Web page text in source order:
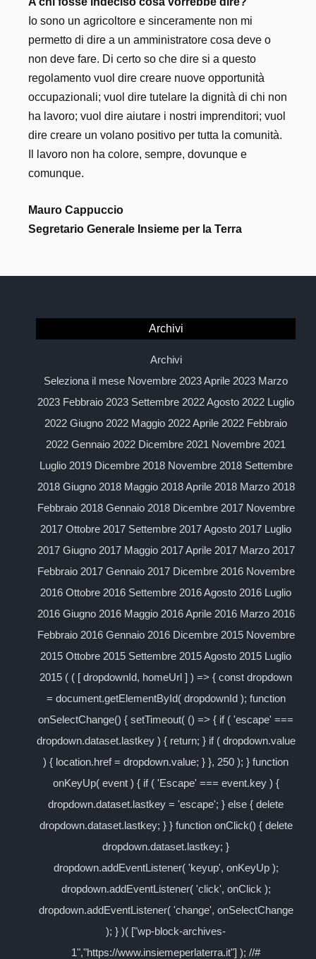
Io sono un agricoltore e sinceramente non mi
permetto di dire a un amministratore cosa deve o
non deve fare. Di certo so che dire si a questo
regolamento vuol dire creare nuove opportunità
occupazionali; vuol dire tutelare la dignità di chi non
ha lavoro; vuol dire aiutare i nostri imprenditori; vuol
dire creare un volano positivo per tutta la comunità.
Il lavoro non ha colore, sempre, dovunque e
comunque.
Mauro Cappuccio
Segretario Generale Insieme per la Terra
Archivi
Archivi
Seleziona il mese Novembre 2023 Aprile 2023 Marzo
2023 Febbraio 2023 Settembre 2022 Agosto 2022 Luglio
2022 Giugno 2022 Maggio 2022 Aprile 2022 Febbraio
2022 Gennaio 2022 Dicembre 2021 Novembre 2021
Luglio 2019 Dicembre 2018 Novembre 2018 Settembre
2018 Giugno 2018 Maggio 2018 Aprile 2018 Marzo 2018
Febbraio 2018 Gennaio 2018 Dicembre 2017 Novembre
2017 Ottobre 2017 Settembre 2017 Agosto 2017 Luglio
2017 Giugno 2017 Maggio 2017 Aprile 2017 Marzo 2017
Febbraio 2017 Gennaio 2017 Dicembre 2016 Novembre
2016 Ottobre 2016 Settembre 2016 Agosto 2016 Luglio
2016 Giugno 2016 Maggio 2016 Aprile 2016 Marzo 2016
Febbraio 2016 Gennaio 2016 Dicembre 2015 Novembre
2015 Ottobre 2015 Settembre 2015 Agosto 2015 Luglio
2015 ( ( [ dropdownId, homeUrl ] ) => { const dropdown
= document.getElementById( dropdownId ); function
onSelectChange() { setTimeout( () => { if ( 'escape' ===
dropdown.dataset.lastkey ) { return; } if ( dropdown.value
) { location.href = dropdown.value; } }, 250 ); } function
onKeyUp( event ) { if ( 'Escape' === event.key ) {
dropdown.dataset.lastkey = 'escape'; } else { delete
dropdown.dataset.lastkey; } } function onClick() { delete
dropdown.dataset.lastkey; }
dropdown.addEventListener( 'keyup', onKeyUp );
dropdown.addEventListener( 'click', onClick );
dropdown.addEventListener( 'change', onSelectChange
); } )( ["wp-block-archives-
1","https://www.insiemeperlaterra.it"] ); //#